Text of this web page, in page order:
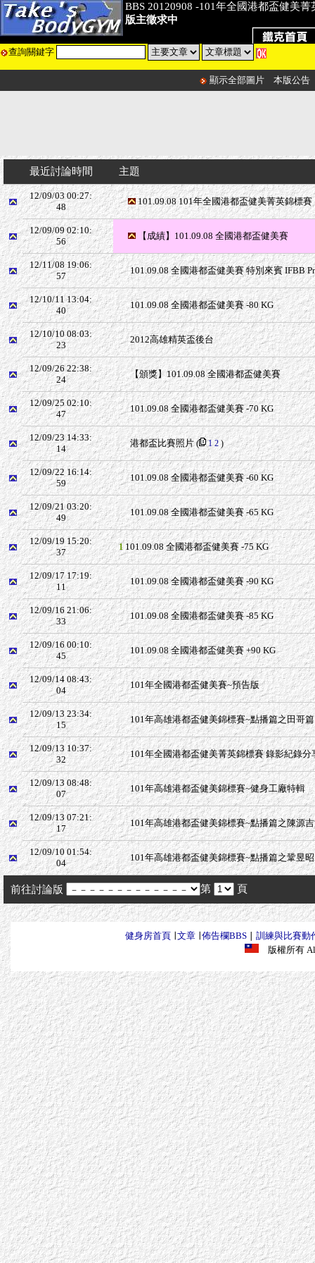
BBS 20120908 -101年全國港都盃健美菁
版主徵求中
查詢關鍵字
顯示全部圖片 本版公告
最近討論時間 主題
12/09/03 00:27:
48
101.09.08 101年全國港都盃健美菁英錦標賽
12/09/09 02:10:
56
【成績】101.09.08 全國港都盃健美賽
12/11/08 19:06:
57
101.09.08 全國港都盃健美賽 特別來賓 IFBB
12/10/11 13:04:
40
101.09.08 全國港都盃健美賽 -80 KG
12/10/10 08:03:
23
2012高雄精英盃後台
12/09/26 22:38:
24
【頒獎】101.09.08 全國港都盃健美賽
12/09/25 02:10:
47
101.09.08 全國港都盃健美賽 -70 KG
12/09/23 14:33:
14
港都盃比賽照片( 1 2 )
12/09/22 16:14:
59
101.09.08 全國港都盃健美賽 -60 KG
12/09/21 03:20:
49
101.09.08 全國港都盃健美賽 -65 KG
12/09/19 15:20:
37
1 101.09.08 全國港都盃健美賽 -75 KG
12/09/17 17:19:
11
101.09.08 全國港都盃健美賽 -90 KG
12/09/16 21:06:
33
101.09.08 全國港都盃健美賽 -85 KG
12/09/16 00:10:
45
101.09.08 全國港都盃健美賽 +90 KG
12/09/14 08:43:
04
101年全國港都盃健美賽~預告版
12/09/13 23:34:
15
101年高雄港都盃健美錦標賽~點播篇之田哥篇
12/09/13 10:37:
32
101年全國港都盃健美菁英錦標賽 錄影紀錄分
12/09/13 08:48:
07
101年高雄港都盃健美錦標賽~健身工廠特輯
12/09/13 07:21:
17
101年高雄港都盃健美錦標賽~點播篇之陳源
12/09/10 01:54:
04
101年高雄港都盃健美錦標賽~點播篇之鞏昱
前往討論版 第 頁
健身房首頁∣ 文章∣ 佈告欄BBS∣ 訓練與比賽動
版權所有